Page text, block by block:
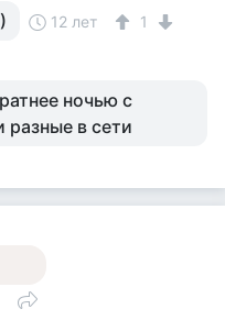
12 лет 1
ночью с
в сети